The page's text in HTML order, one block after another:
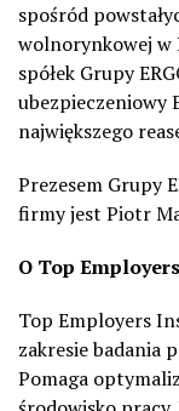
spośród
wolnorynkowej w
spółek Grupy
ubezpieczeniowy
największego
Prezesem Grupy
firmy jest Piotr
O Top
Top Employers
zakresie badania
Pomaga